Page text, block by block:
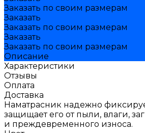
Заказать по своим размерам
Заказать
Заказать по своим размерам
Заказать
Заказать по своим размерам
Описание
Характеристики
Отзывы
Оплата
Доставка
Наматрасник надежно
защищает его от пыли, влаги,
и преждевременного износа.